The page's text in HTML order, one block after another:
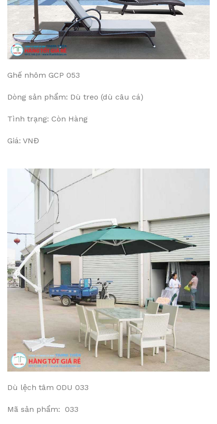
Ghế nhôm GCP 053
Dòng sản phẩm: Dù treo (dù câu cá)
Tình trạng: Còn Hàng
Giá: VNĐ
Dù lệch tâm ODU 033
Mã sản phẩm: 033